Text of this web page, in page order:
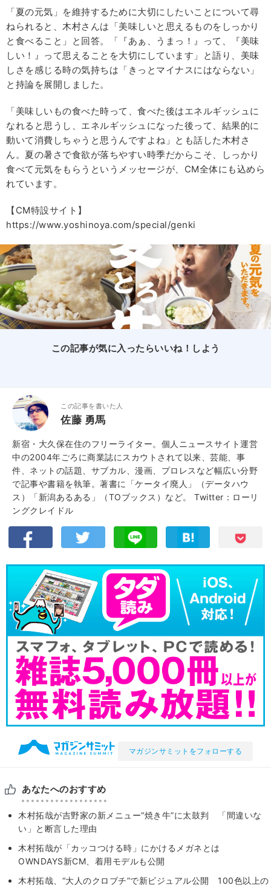
「夏の元気」を維持するために大切にしたいことについて尋
ねられると、木村さんは「美味しいと思えるものをしっかり
と食べること」と回答。「『あぁ、うまっ！』って、『美味
しい！』って思えることを大切にしています」と語り、美味
しさを感じる時の気持ちは「きっとマイナスにはならない」
と持論を展開しました。
「美味しいもの食べた時って、食べた後はエネルギッシュに
なれると思うし、エネルギッシュになった後って、結果的に
動いて消費しちゃうと思うんですよね」とも話した木村さ
ん。夏の暑さで食欲が落ちやすい時季だからこそ、しっかり
食べて元気をもらうというメッセージが、CM全体にも込めら
れています。
【CM特設サイト】
https://www.yoshinoya.com/special/genki
この記事が気に入ったらいいね！しよう
この記事を書いた人
佐藤 勇馬
新宿・大久保在住のフリーライター。個人ニュースサイト運営
中の2004年ごろに商業誌にスカウトされて以来、芸能、事
件、ネットの話題、サブカル、漫画、プロレスなど幅広い分野
で記事や書籍を執筆。著書に「ケータイ廃人」（データハウ
ス）「新潟あるある」（TOブックス）など。 Twitter：ローリ
ングクレイドル
マガジンサミットをフォローする
あなたへのおすすめ
木村拓哉が吉野家の新メニュー“焼き牛”に太鼓判 「間違いな
い」と断言した理由
木村拓哉が「カッコつける時」にかけるメガネとは
OWNDAYS新CM、着用モデルも公開
木村拓哉、“大人のクロブチ”で新ビジュアル公開 100色以上の